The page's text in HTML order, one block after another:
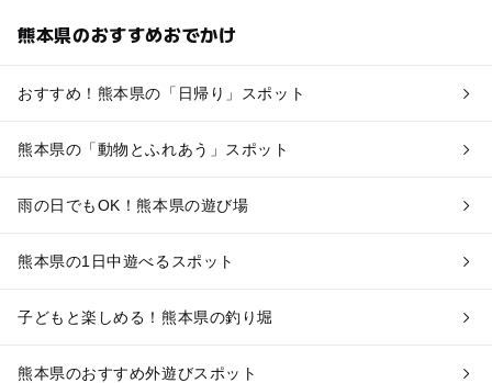
熊本県のおすすめおでかけ
おすすめ！熊本県の「日帰り」スポット
熊本県の「動物とふれあう」スポット
雨の日でもOK！熊本県の遊び場
熊本県の1日中遊べるスポット
子どもと楽しめる！熊本県の釣り堀
熊本県のおすすめ外遊びスポット